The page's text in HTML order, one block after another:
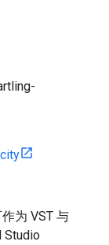
为 VST 与
Studio